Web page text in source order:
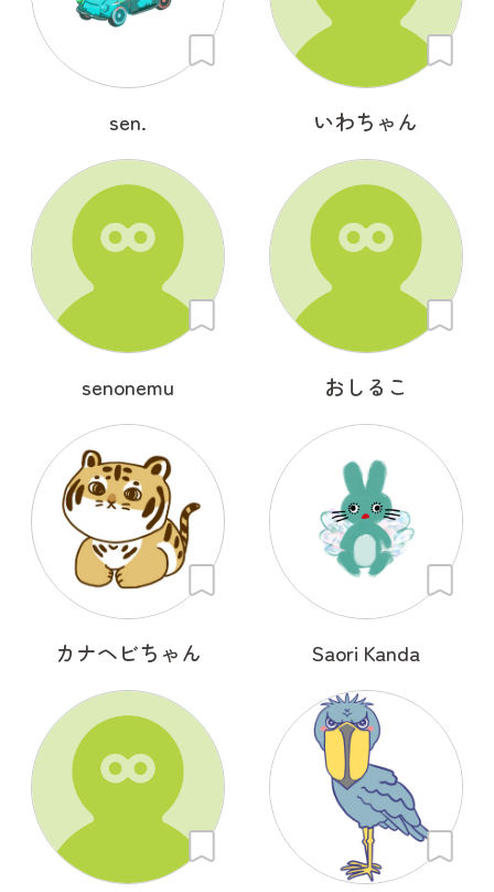
sen. いわちゃん
senonemu おしるこ
カナヘビちゃん Saori Kanda